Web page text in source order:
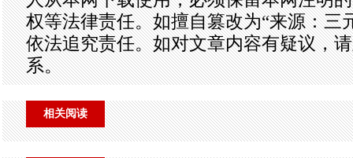
权等法律责任。如擅自篡改为“来源：三
依法追究责任。如对文章内容有疑议，
系。
相关阅读